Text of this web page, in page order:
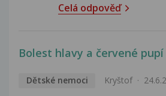
Celá odpověď
Bolest hlavy a červené
Dětské nemoci Kryštof